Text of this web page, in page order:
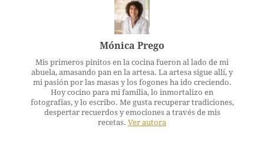
Mónica Prego
Mis primeros pinitos en la cocina fueron al lado de mi
abuela, amasando pan en la artesa. La artesa sigue allí, y
mi pasión por las masas y los fogones ha ido creciendo.
Hoy cocino para mi familia, lo inmortalizo en
fotografías, y lo escribo. Me gusta recuperar tradiciones,
despertar recuerdos y emociones a través de mis
recetas. Ver autora